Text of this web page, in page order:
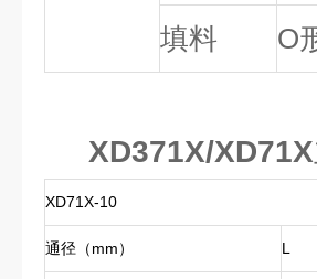
填料 O
XD371X/XD71X
XD71X-10
通径（mm） L